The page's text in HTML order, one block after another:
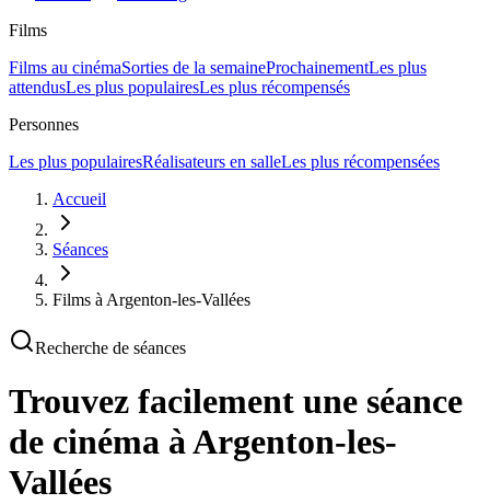
Films
Films au cinémaSorties de la semaineProchainementLes plus
attendusLes plus populairesLes plus récompensés
Personnes
Les plus populairesRéalisateurs en salleLes plus récompensées
Accueil
Séances
Films à Argenton-les-Vallées
Recherche de séances
Trouvez facilement une séance
de cinéma à Argenton-les-
Vallées